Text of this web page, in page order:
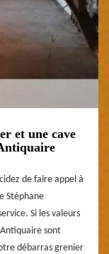
et une cave
de faire appel à
Stéphane
Si les valeurs
sont
débarras grenier